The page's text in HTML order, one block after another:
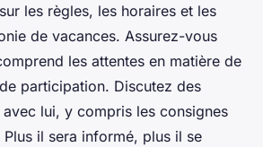
les règles, les horaires et les
de vacances. Assurez-vous
les attentes en matière de
participation. Discutez des
lui, y compris les consignes
il sera informé, plus il se